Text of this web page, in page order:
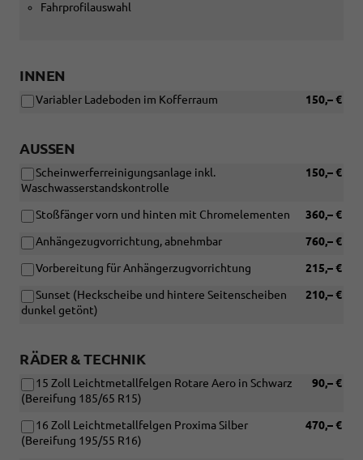
Fahrprofilauswahl
INNEN
150,– €
Variabler Ladeboden im Kofferraum
AUSSEN
150,– €
Scheinwerferreinigungsanlage inkl.
Waschwasserstandskontrolle
360,– €
Stoßfänger vorn und hinten mit Chromelementen
760,– €
Anhängezugvorrichtung, abnehmbar
215,– €
Vorbereitung für Anhängerzugvorrichtung
210,– €
Sunset (Heckscheibe und hintere Seitenscheiben
dunkel getönt)
RÄDER & TECHNIK
90,– €
15 Zoll Leichtmetallfelgen Rotare Aero in Schwarz
(Bereifung 185/65 R15)
470,– €
16 Zoll Leichtmetallfelgen Proxima Silber
(Bereifung 195/55 R16)